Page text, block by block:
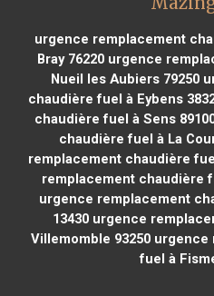
urgence remplacement
Bray 76220 urgence
Nueil les Aubiers 79250
chaudière fuel à Eybens
chaudière fuel à Sens
chaudière fuel à La
remplacement chaudière
remplacement chaudière
urgence remplacement
13430 urgence
Villemomble 93250 urgence
fuel à